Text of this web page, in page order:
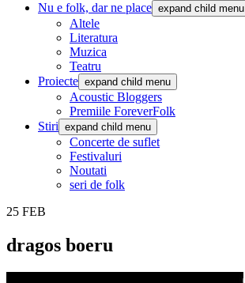
Nu e folk, dar ne place expand child menu
Altele
Literatura
Muzica
Teatru
Proiecte expand child menu
Acoustic Bloggers
Premiile ForeverFolk
Stiri expand child menu
Concerte de suflet
Festivaluri
Noutati
seri de folk
25 FEB
dragos boeru